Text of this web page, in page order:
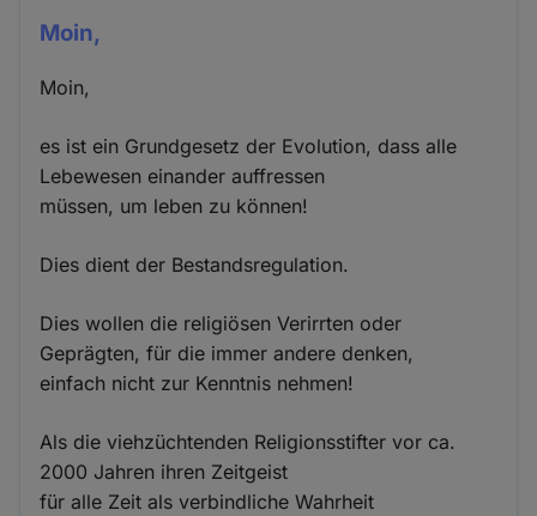
Moin,
Moin,
es ist ein Grundgesetz der Evolution, dass alle
Lebewesen einander auffressen
müssen, um leben zu können!
Dies dient der Bestandsregulation.
Dies wollen die religiösen Verirrten oder
Geprägten, für die immer andere denken,
einfach nicht zur Kenntnis nehmen!
Als die viehzüchtenden Religionsstifter vor ca.
2000 Jahren ihren Zeitgeist
für alle Zeit als verbindliche Wahrheit